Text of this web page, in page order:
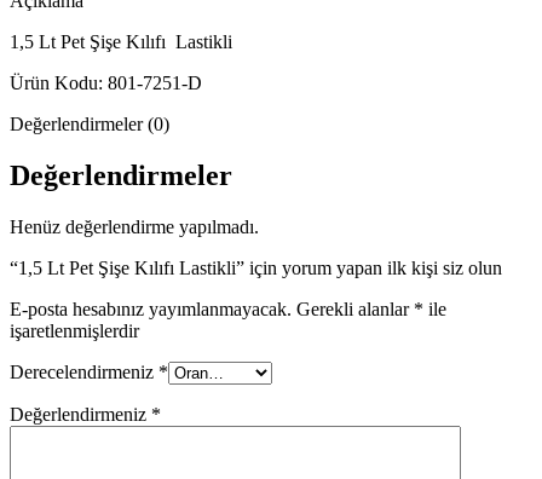
1,5 Lt Pet Şişe Kılıfı Lastikli
Ürün Kodu: 801-7251-D
Değerlendirmeler (0)
Değerlendirmeler
Henüz değerlendirme yapılmadı.
“1,5 Lt Pet Şişe Kılıfı Lastikli” için yorum yapan ilk kişi siz olun
E-posta hesabınız yayımlanmayacak. Gerekli alanlar * ile
işaretlenmişlerdir
Derecelendirmeniz *
Değerlendirmeniz *